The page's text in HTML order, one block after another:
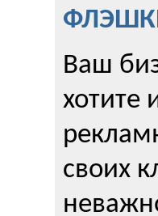
Ваш
хотите
своих